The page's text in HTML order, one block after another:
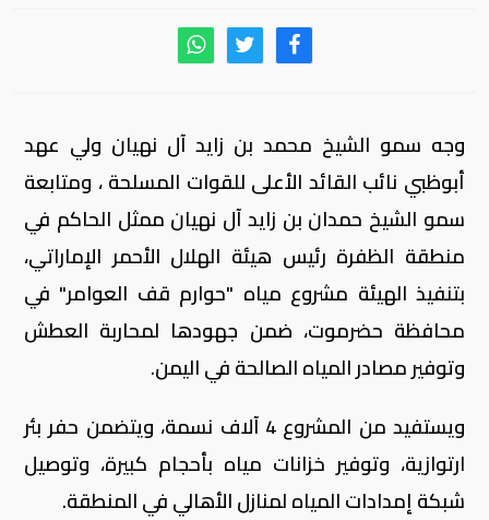
وجه سمو الشيخ محمد بن زايد آل نهيان ولي عهد
أبوظبي نائب القائد الأعلى للقوات المسلحة ، ومتابعة
سمو الشيخ حمدان بن زايد آل نهيان ممثل الحاكم في
منطقة الظفرة رئيس هيئة الهلال الأحمر الإماراتي،
بتنفيذ الهيئة مشروع مياه "حوارم قف العوامر" في
محافظة حضرموت، ضمن جهودها لمحاربة العطش
وتوفير مصادر المياه الصالحة في اليمن.
ويستفيد من المشروع 4 آلاف نسمة، ويتضمن حفر بئر
ارتوازية، وتوفير خزانات مياه بأحجام كبيرة، وتوصيل
شبكة إمدادات المياه لمنازل الأهالي في المنطقة.